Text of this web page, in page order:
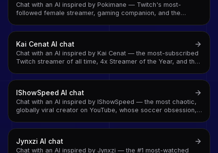
Chat with an AI inspired by Pokimane — Twitch's most-
followed female streamer, gaming companion, and the
League of Legends account
Kai Cenat AI chat
Chat with an AI inspired by Kai Cenat — the most-subscribed
Twitch streamer of all time, 4x Streamer of the Year, and the
IShowSpeed AI chat
Chat with an AI inspired by IShowSpeed — the most chaotic,
globally viral creator on YouTube, whose soccer obsession,
phenomenon across every continent
Jynxzi AI chat
Chat with an AI inspired by Jynxzi — the #1 most-watched